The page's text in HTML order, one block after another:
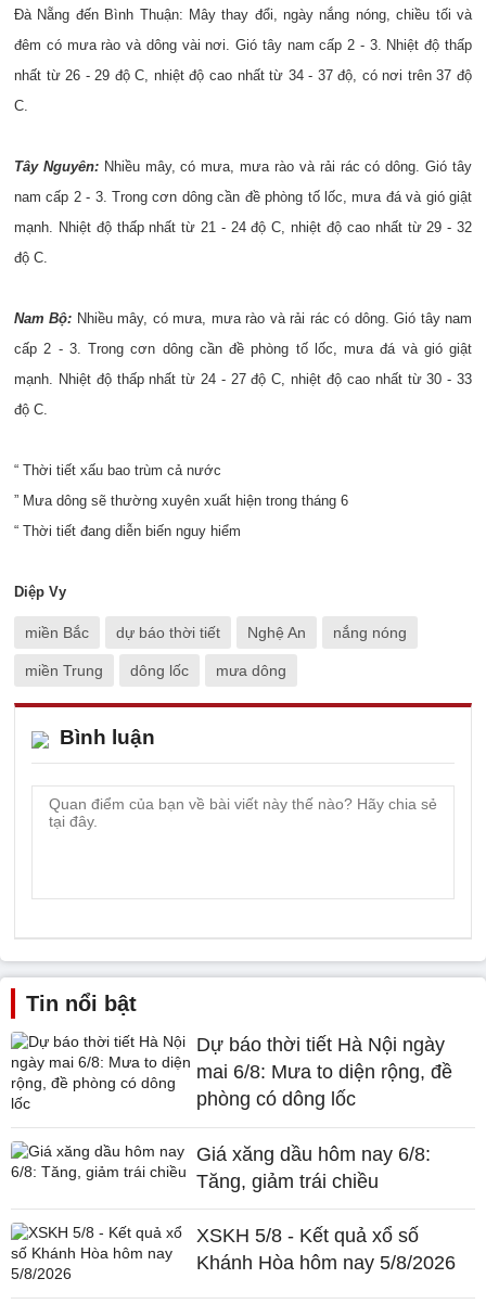
Đà Nẵng đến Bình Thuận: Mây thay đổi, ngày nắng nóng, chiều tối và
đêm có mưa rào và dông vài nơi. Gió tây nam cấp 2 - 3. Nhiệt độ thấp
nhất từ 26 - 29 độ C, nhiệt độ cao nhất từ 34 - 37 độ, có nơi trên 37 độ
C.
Tây Nguyên: Nhiều mây, có mưa, mưa rào và rải rác có dông. Gió tây
nam cấp 2 - 3. Trong cơn dông cần đề phòng tố lốc, mưa đá và gió giật
mạnh. Nhiệt độ thấp nhất từ 21 - 24 độ C, nhiệt độ cao nhất từ 29 - 32
độ C.
Nam Bộ: Nhiều mây, có mưa, mưa rào và rải rác có dông. Gió tây nam
cấp 2 - 3. Trong cơn dông cần đề phòng tố lốc, mưa đá và gió giật
mạnh. Nhiệt độ thấp nhất từ 24 - 27 độ C, nhiệt độ cao nhất từ 30 - 33
độ C.
“ Thời tiết xấu bao trùm cả nước
” Mưa dông sẽ thường xuyên xuất hiện trong tháng 6
“ Thời tiết đang diễn biến nguy hiểm
Diệp Vy
miền Bắc dự báo thời tiết Nghệ An nắng nóng
miền Trung dông lốc mưa dông
Bình luận
Tin nổi bật
Dự báo thời tiết Hà Nội ngày
mai 6/8: Mưa to diện rộng, đề
phòng có dông lốc
Giá xăng dầu hôm nay 6/8:
Tăng, giảm trái chiều
XSKH 5/8 - Kết quả xổ số
Khánh Hòa hôm nay 5/8/2026